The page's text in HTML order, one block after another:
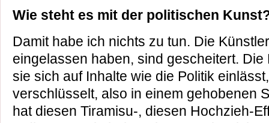
Wie steht es mit der politischen
Damit habe ich nichts zu tun. Die
eingelassen haben, sind gescheitert.
sie sich auf Inhalte wie die Politik
verschlüsselt, also in einem gehobenen
hat diesen Tiramisu-, diesen Hochzieh-